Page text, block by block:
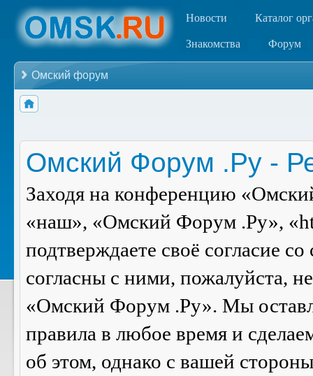
Новости Каталог
Знакомства Форум
Омский форум
Омский Форум .Ру -
Заходя на конференцию
«наш», «Омский Форум .Ру»,
подтверждаете своё согласие
согласны с ними, пожалуйста,
«Омский Форум .Ру». Мы
правила в любое время и
об этом, однако с вашей